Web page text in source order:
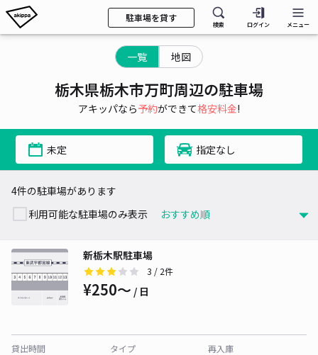
駐車場を貸す
検索 ログイン メニュー
一覧 地図
栃木県栃木市万町周辺の駐車場
アキッパなら予約ができて格安料金!
未定 指定なし
4件の駐車場があります
利用可能な駐車場のみ表示
新栃木駅駐車場
3 / 2件
¥250〜 / 日
貸出時間
タイプ
再入庫